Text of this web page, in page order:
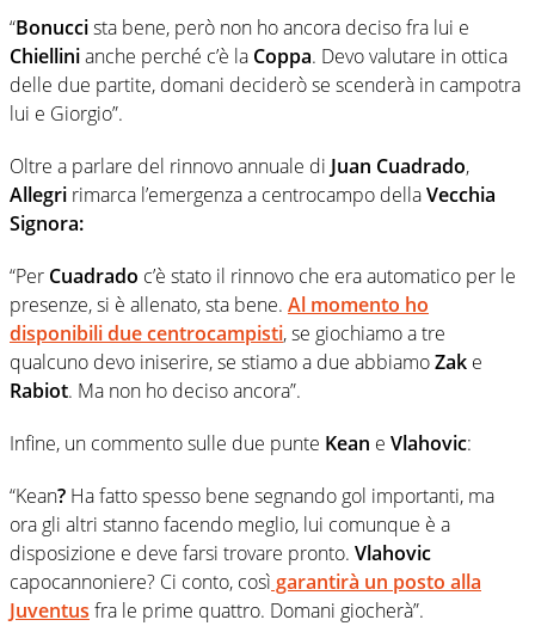
“Bonuccista bene, però non ho ancora deciso fra lui e
Chiellinianche perché c’è la Coppa. Devo valutare in ottica
delle due partite, domani deciderò se scenderà in campotra
lui e Giorgio”.
Oltre a parlare del rinnovo annuale di Juan Cuadrado,
Allegri rimarca l’emergenza a centrocampo dellaVecchia
Signora:
“Per Cuadrado c’è stato il rinnovo che era automatico per le
presenze, si è allenato, sta bene. Al momento ho
disponibili due centrocampisti, se giochiamo a tre
qualcuno devo iniserire, se stiamo a due abbiamoZak e
Rabiot. Ma non ho deciso ancora”.
Infine, un commento sulle due punte Kean e Vlahovic:
“Kean? Ha fatto spesso bene segnando gol importanti, ma
ora gli altri stanno facendo meglio, lui comunque è a
disposizione e deve farsi trovare pronto. Vlahovic
capocannoniere? Ci conto, così garantirà un posto alla
Juventus fra le prime quattro. Domani giocherà”.